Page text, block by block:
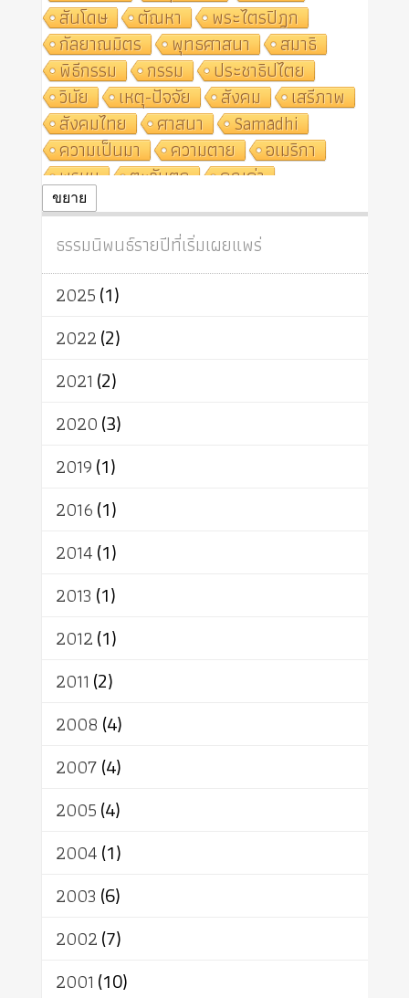
สันโดษ
ตัณหา
พระไตรปิฎก
กัลยาณมิตร
พุทธศาสนา
สมาธิ
พิธีกรรม
กรรม
ประชาธิปไตย
วินัย
เหตุ-ปัจจัย สังคม
เสรีภาพ
สังคมไทย
ศาสนา
Samādhi
ความเป็นมา
ความตาย
อเมริกา
พรหม
ตะวันตก
คุณค่า
ปฏิจจสมุปบาท
ศาสนาประจำชาติ
อินเดีย
ผู้บริโภค
ธรรมาธิปไตย
จักร
การแยกรัฐกับศาสนา
ธรรมชาติ
เทคโนโลยี
สิทธิ
พุทธบริษัท
อัตถะ
เทวดา
ขยาย
ธรรมนิพนธ์รายปีที่เริ่มเผยแพร่
2025(1)
2022(2)
2021 (2)
2020(3)
2019(1)
2016(1)
2014(1)
2013 (1)
2012(1)
2011 (2)
2008 (4)
2007(4)
2005(4)
2004(1)
2003 (6)
2002(7)
2001 (10)